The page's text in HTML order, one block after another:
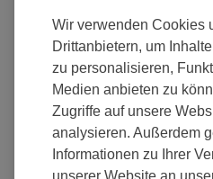
Wir verwenden Cookies
Drittanbietern, um
zu personalisieren,
Medien anbieten zu
Zugriffe auf unsere
analysieren. Außerdem
Informationen zu Ihrer